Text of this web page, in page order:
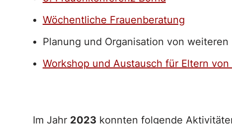
Wöchentliche Frauenberatung
Planung und Organisation von
Workshop und Austausch für Eltern
Im Jahr 2023 konnten folgende